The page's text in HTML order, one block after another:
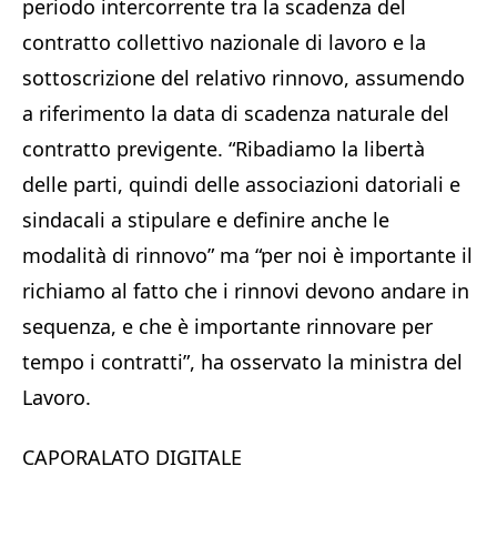
periodo intercorrente tra la scadenza del
contratto collettivo nazionale di lavoro e la
sottoscrizione del relativo rinnovo, assumendo
a riferimento la data di scadenza naturale del
contratto previgente. “Ribadiamo la libertà
delle parti, quindi delle associazioni datoriali e
sindacali a stipulare e definire anche le
modalità di rinnovo” ma “per noi è importante il
richiamo al fatto che i rinnovi devono andare in
sequenza, e che è importante rinnovare per
tempo i contratti”, ha osservato la ministra del
Lavoro.
CAPORALATO DIGITALE